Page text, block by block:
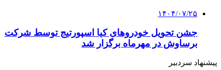
۱۴۰۴/۰۷/۲۵
جشن تحویل خودروهای کیا اسپورتیج توسط شرکت
برساوش در مهرماه برگزار شد
پیشنهاد سردبیر